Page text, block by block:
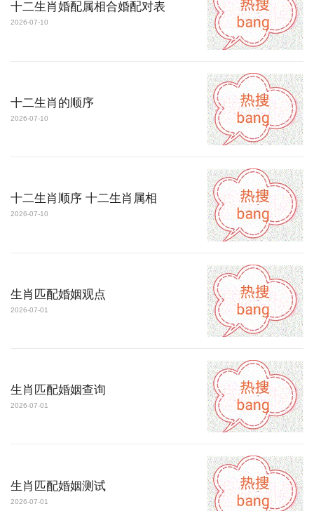
十二生肖婚配属相合婚配对表
2026-07-10
十二生肖的顺序
2026-07-10
十二生肖顺序 十二生肖属相
2026-07-10
生肖匹配婚姻观点
2026-07-01
生肖匹配婚姻查询
2026-07-01
生肖匹配婚姻测试
2026-07-01